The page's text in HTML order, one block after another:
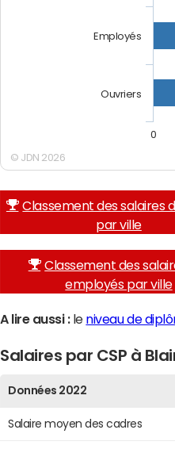
Employés
Ouvriers
0
© JDN 2026
Classement des salaires
par ville
Classement des
employés par ville
A lire aussi :le niveau de
Salaires par CSP à
Données 2022
Salaire moyen des cadres